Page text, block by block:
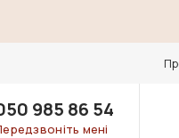
985 86 54
мені